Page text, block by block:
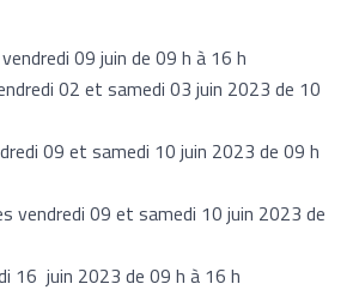
09 juin de 09 h à 16 h
02 et samedi 03 juin 2023 de 10
09 et samedi 10 juin 2023 de 09 h
vendredi 09 et samedi 10 juin 2023 de
16 juin 2023 de 09 h à 16 h